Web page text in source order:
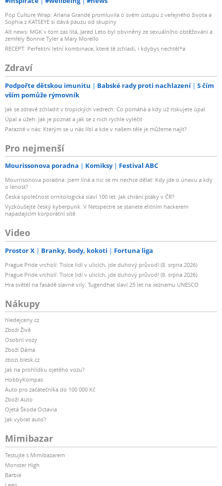
Pop Culture Wrap: Ariana Grande promluvila o svém ústupu z veřejného života a
Sophia z KATSEYE si dává pauzu od skupiny
Alt news: MGK v tom zas lítá, Jared Leto byl obviněný ze sexuálního obtěžování a
zemřely Bonnie Tyler a Mary Morello
RECEPT: Perfektní letní kombinace, které tě zchladí, i kdybys nechtěl*a
Zdraví
Podpořte dětskou imunitu Babské rady proti nachlazení
S čím
vším pomůže rýmovník
Jak se zdravě zchladit v tropických vedrech: Co pomáhá a kdy už riskujete úpal
Úpal a úžeh: Jak je poznat a jak se z nich rychle vyléčit
Parazité v nás: Kterým se u nás líbí a kde v našem těle je můžeme najít?
Pro nejmenší
Mourissonova poradna Komiksy Festival ABC
Mourrisonova poradna: Jsem líná a nic se mi nechce dělat: Kdy jde o únavu a kdy
o lenost?
Česká společnost ornitologická slaví 100 let: Jak chrání ptáky v ČR?
Vyzkoušejte český kyberpunk. V Netspectre se stanete elitním hackerem
napadajícím korporátní sítě
Video
Prostor X Branky, body, kokoti Fortuna liga
Prague Pride vrcholí: Tisíce lidí v ulicích, jde duhový průvod! (8. srpna 2026)
Prague Pride vrcholí: Tisíce lidí v ulicích, jde duhový průvod! (8. srpna 2026)
Hra světel na fasádě slavné vily: Tugendhat slaví 25 let na seznamu UNESCO
Nákupy
hledejceny.cz
Zboží Živě
Osobní vozy
Zboží Dáma
zbozi.blesk.cz
Jak na prohlídku ojetého vozu?
HobbyKompas
Auto pro začátečníka do 100 000 Kč
Zboží Auto
Ojetá Škoda Octavia
Jak vybrat auto?
Mimibazar
Testujte s Mimibazarem
Monster High
Barbie